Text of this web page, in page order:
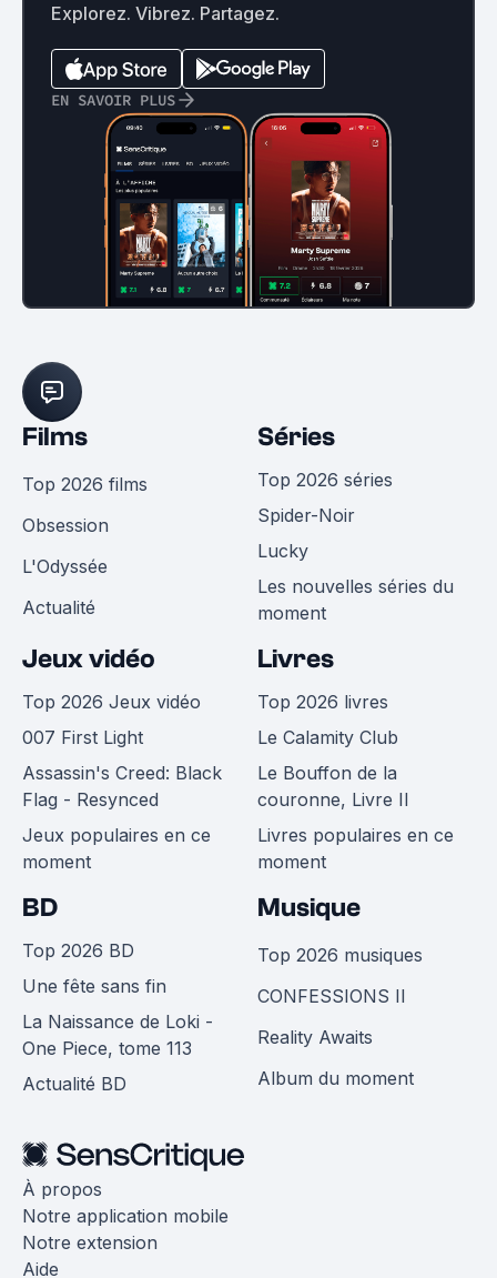
Explorez. Vibrez. Partagez.
EN SAVOIR PLUS
Films
Top 2026 films
Obsession
L'Odyssée
Actualité
Séries
Top 2026 séries
Spider-Noir
Lucky
Les nouvelles séries du
moment
Jeux vidéo
Top 2026 Jeux vidéo
007 First Light
Assassin's Creed: Black
Flag - Resynced
Jeux populaires en ce
moment
Livres
Top 2026 livres
Le Calamity Club
Le Bouffon de la
couronne, Livre II
Livres populaires en ce
moment
BD
Top 2026 BD
Une fête sans fin
La Naissance de Loki -
One Piece, tome 113
Actualité BD
Musique
Top 2026 musiques
CONFESSIONS II
Reality Awaits
Album du moment
À propos
Notre application mobile
Notre extension
Aide